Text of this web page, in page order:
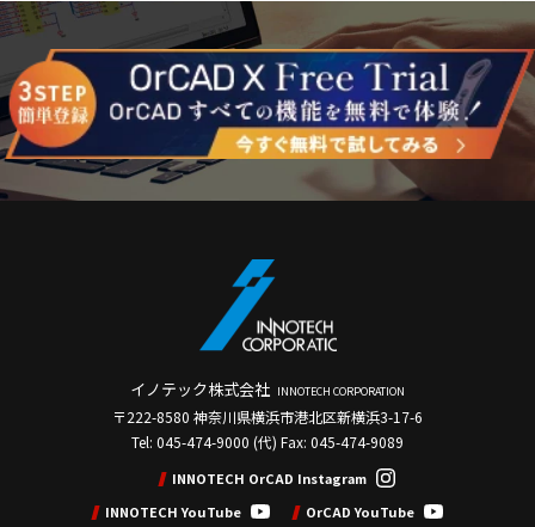
イノテック株式会社 INNOTECH CORPORATION
〒222-8580 神奈川県横浜市港北区新横浜3-17-6
Tel: 045-474-9000 (代) Fax: 045-474-9089
INNOTECH OrCAD Instagram
INNOTECH YouTube
OrCAD YouTube